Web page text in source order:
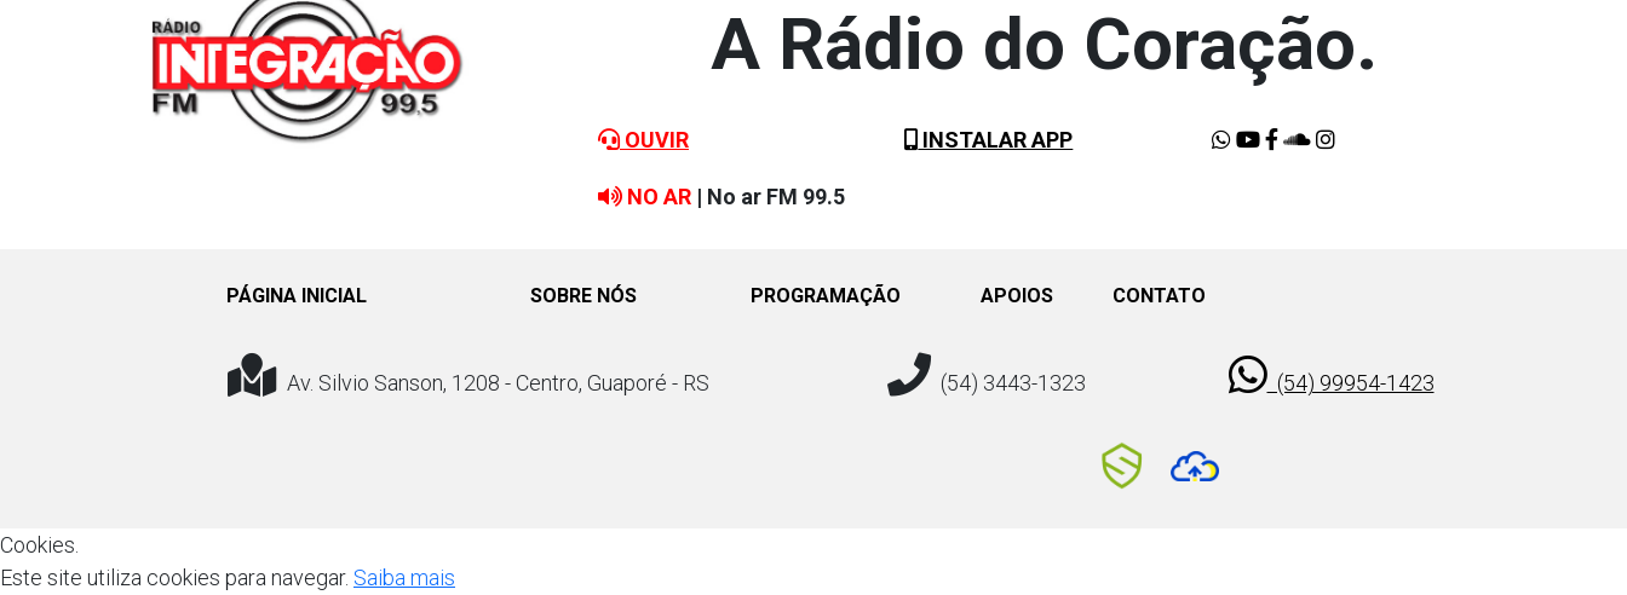
A Rádio do Coração.
OUVIR INSTALAR APP
NO AR | No ar FM 99.5
PÁGINA INICIAL SOBRE NÓS PROGRAMAÇÃO APOIOS CONTATO
Av. Silvio Sanson, 1208 - Centro, Guaporé - RS (54) 3443-1323 (54) 99954-1423
Cookies.
Este site utiliza cookies para navegar. Saiba mais